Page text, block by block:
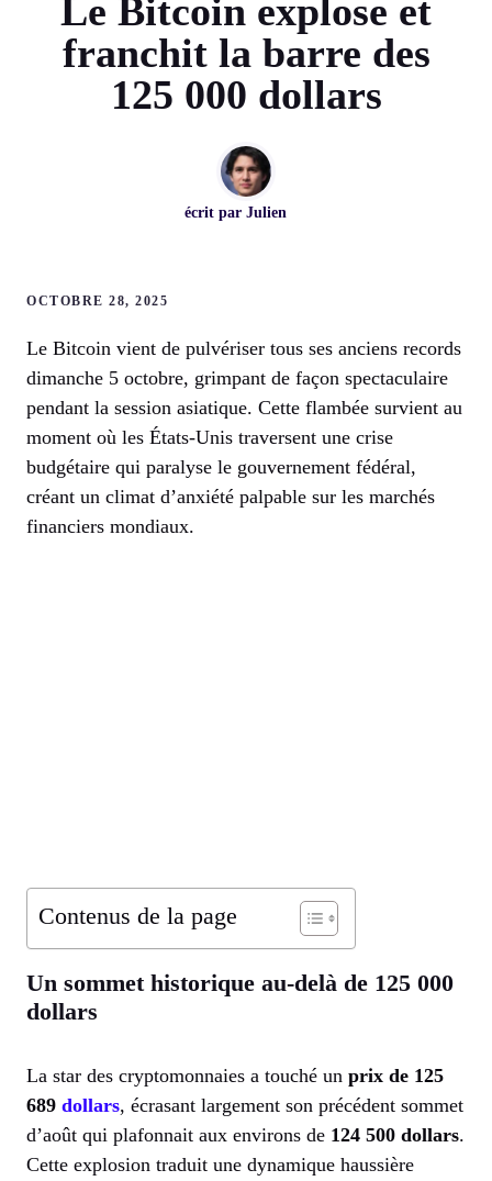
Le Bitcoin explose et
franchit la barre des
125 000 dollars
écrit par Julien
OCTOBRE 28, 2025
Le Bitcoin vient de pulvériser tous ses anciens records
dimanche 5 octobre, grimpant de façon spectaculaire
pendant la session asiatique. Cette flambée survient au
moment où les États-Unis traversent une crise
budgétaire qui paralyse le gouvernement fédéral,
créant un climat d’anxiété palpable sur les marchés
financiers mondiaux.
Contenus de la page
Un sommet historique au-delà de 125 000
dollars
La star des cryptomonnaies a touché un prix de 125
689 dollars, écrasant largement son précédent sommet
d’août qui plafonnait aux environs de 124 500 dollars.
Cette explosion traduit une dynamique haussière